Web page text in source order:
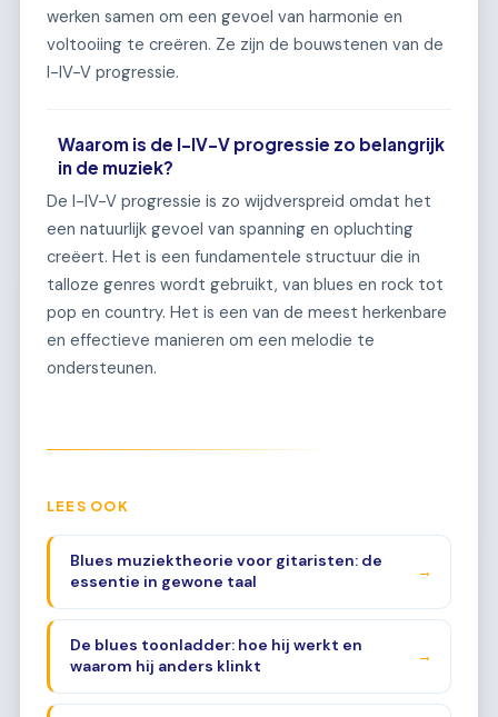
werken samen om een gevoel van harmonie en
voltooiing te creëren. Ze zijn de bouwstenen van de
I-IV-V progressie.
Waarom is de I-IV-V progressie zo belangrijk
in de muziek?
De I-IV-V progressie is zo wijdverspreid omdat het
een natuurlijk gevoel van spanning en opluchting
creëert. Het is een fundamentele structuur die in
talloze genres wordt gebruikt, van blues en rock tot
pop en country. Het is een van de meest herkenbare
en effectieve manieren om een melodie te
ondersteunen.
LEES OOK
Blues muziektheorie voor gitaristen: de
essentie in gewone taal
→
De blues toonladder: hoe hij werkt en
waarom hij anders klinkt
→